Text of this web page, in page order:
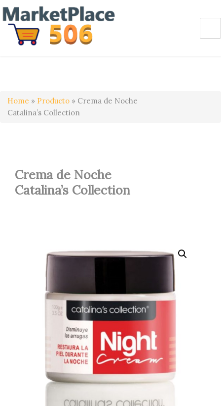
Home » Producto » Crema de Noche
Catalina’s Collection
Crema de Noche
Catalina’s Collection